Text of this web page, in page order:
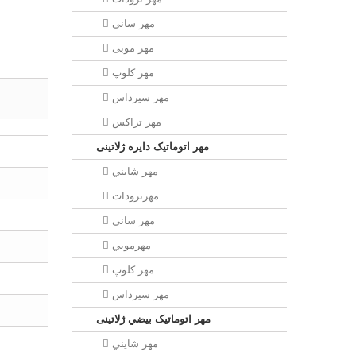
مهر سانی
مهر موبی
مهر كلوپ
مهر سيرداس
مهر تراکس
مهر اتوماتیک دايره ژلاتینی
مهر شايني
مهرترودات
مهر سانی
مهرموبي
مهر كلوپ
مهر سيرداس
مهر اتوماتیک بيضي ژلاتینی
مهر شايني